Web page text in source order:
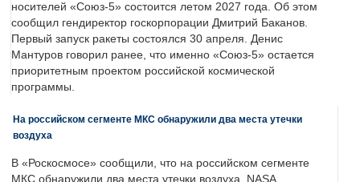
носителей «Союз-5» состоится летом 2027 года. Об этом
сообщил гендиректор госкорпорации Дмитрий Баканов.
Первый запуск ракеты состоялся 30 апреля. Денис
Мантуров говорил ранее, что именно «Союз-5» остается
приоритетным проектом российской космической
программы.
На российском сегменте МКС обнаружили два места утечки
воздуха
В «Роскосмосе» сообщили, что на российском сегменте
МКС обнаружили два места утечки воздуха. NASA